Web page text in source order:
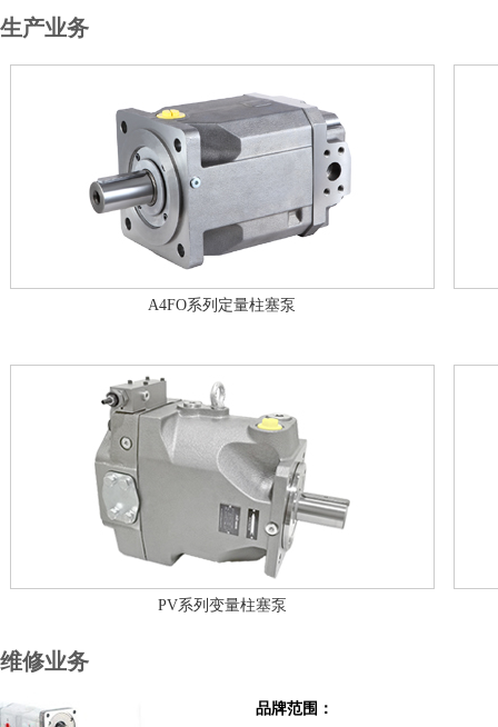
生产业务
A4FO系列定量柱塞泵
PV系列变量柱塞泵
维修业务
品牌范围：